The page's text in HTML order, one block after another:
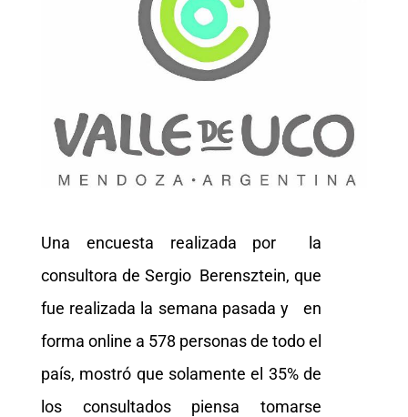
Una encuesta realizada por la
consultora de Sergio Berensztein, que
fue realizada la semana pasada y en
forma online a 578 personas de todo el
país, mostró que solamente el 35% de
los consultados piensa tomarse